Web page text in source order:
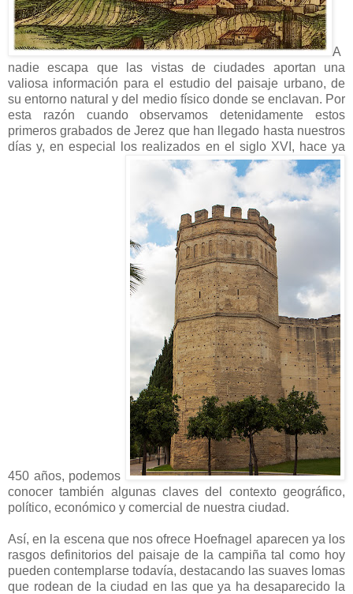
A
nadie escapa que las vistas de ciudades aportan una
valiosa información para el estudio del paisaje urbano, de
su entorno natural y del medio físico donde se enclavan. Por
esta razón cuando observamos detenidamente estos
primeros grabados de Jerez que han llegado hasta nuestros
días y, en especial los realizados en el siglo XVI, hace ya
450 años, podemos
conocer también algunas claves del contexto geográfico,
político, económico y comercial de nuestra ciudad.
Así, en la escena que nos ofrece Hoefnagel aparecen ya los
rasgos definitorios del paisaje de la campiña tal como hoy
pueden contemplarse todavía, destacando las suaves lomas
que rodean de la ciudad en las que ya ha desaparecido la